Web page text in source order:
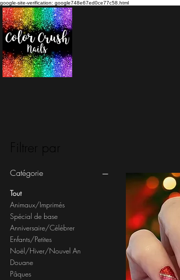
google-site-verification: google748e67ed0ce77c58.html
Filtrer par
Catégorie
Tout
Animaux/Imprimés
Spécial de base
Anniversaire/Célébrer
Enfants/Petites
Noël/Hiver/Nouvel An
Douane
Pâques